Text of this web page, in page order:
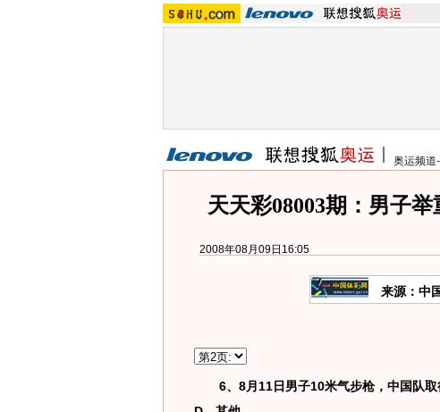
奥运频道
天天彩08003期：男子
2008年08月09日16:05
来源：中
6、8月11日男子10米气步枪，中国队取